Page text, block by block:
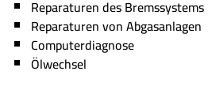
Reparaturen des Bremssystems
Reparaturen von Abgasanlagen
Computerdiagnose
Ölwechsel